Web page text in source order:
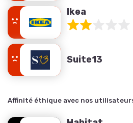
Ikea
Suite13
Affinité éthique avec nos